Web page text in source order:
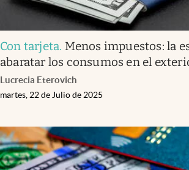
Con tarjeta. Menos impuestos: la
abaratar los consumos en el
Lucrecia Eterovich
martes, 22 de Julio de 2025